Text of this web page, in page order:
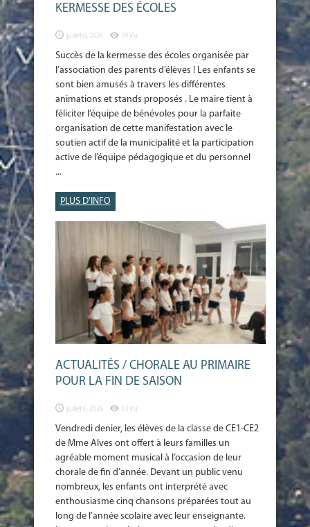
KERMESSE DES ÉCOLES
juillet 6, 2026 59 Vu
Succès de la kermesse des écoles organisée par
l’association des parents d’élèves ! Les enfants se
sont bien amusés à travers les différentes
animations et stands proposés . Le maire tient à
féliciter l’équipe de bénévoles pour la parfaite
organisation de cette manifestation avec le
soutien actif de la municipalité et la participation
active de l’équipe pédagogique et du personnel
...
PLUS D'INFO
ACTUALITÉS / CHORALE AU PRIMAIRE
POUR LA FIN DE SAISON
juillet 6, 2026 53 Vu
Vendredi denier, les élèves de la classe de CE1-CE2
de Mme Alves ont offert à leurs familles un
agréable moment musical à l’occasion de leur
chorale de fin d’année. Devant un public venu
nombreux, les enfants ont interprété avec
enthousiasme cinq chansons préparées tout au
long de l’année scolaire avec leur enseignante.